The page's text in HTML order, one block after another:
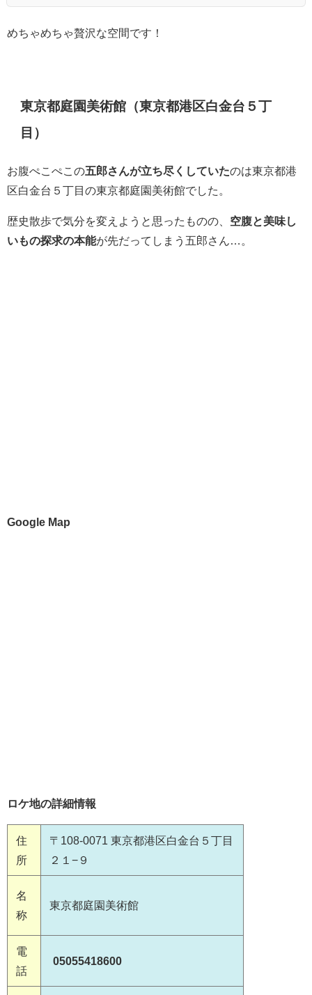
めちゃめちゃ贅沢な空間です！
東京都庭園美術館（東京都港区白金台５丁
目）
お腹ぺこぺこの五郎さんが立ち尽くしていたのは東京都港
区白金台５丁目の東京都庭園美術館でした。
歴史散歩で気分を変えようと思ったものの、 空腹と美味し
いもの探求の本能が先だってしまう五郎さん…。
Google Map
ロケ地の詳細情報
住
所
〒108-0071 東京都港区白金台５丁目
２１−９
名
称
東京都庭園美術館
電
話
05055418600